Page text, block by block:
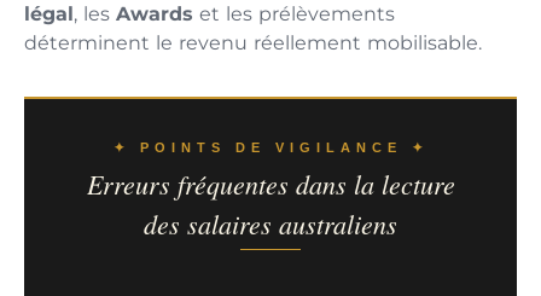
légal, les Awards et les prélèvements
déterminent le revenu réellement mobilisable.
✦ POINTS DE VIGILANCE ✦
Erreurs fréquentes dans la lecture
des salaires australiens